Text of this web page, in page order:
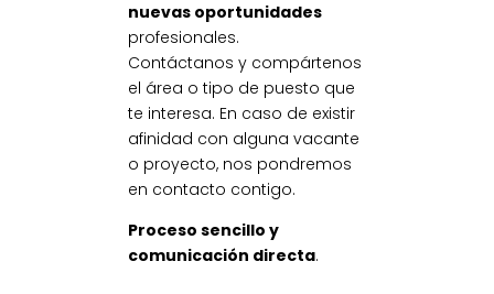
nuevas oportunidades
profesionales.
Contáctanos y compártenos
el área o tipo de puesto que
te interesa. En caso de existir
afinidad con alguna vacante
o proyecto, nos pondremos
en contacto contigo.
Proceso sencillo y
comunicación directa.